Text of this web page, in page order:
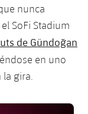
nunca
SoFi Stadium
de Gündoğan
en uno
gira.